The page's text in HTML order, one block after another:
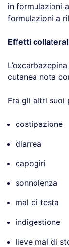
in formulazioni
formulazioni a
Effetti
cutanea nota
Fra gli altri suoi
costipazione
diarrea
capogiri
sonnolenza
mal di testa
indigestione
lieve mal di